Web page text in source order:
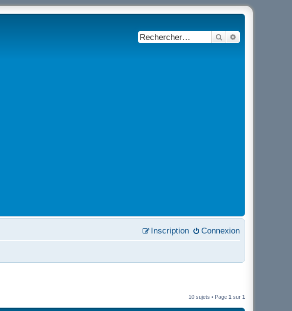
Rechercher
Connexion
Inscription
10 sujets • Page 1 sur 1